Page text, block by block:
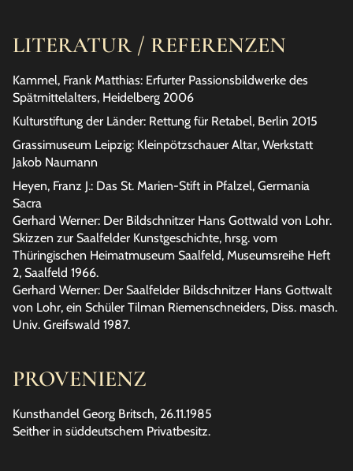
LITERATUR / REFERENZEN
Kammel, Frank Matthias: Erfurter Passionsbildwerke des
Spätmittelalters, Heidelberg 2006
Kulturstiftung der Länder: Rettung für Retabel, Berlin 2015
Grassimuseum Leipzig: Kleinpötzschauer Altar, Werkstatt
Jakob Naumann
Heyen, Franz J.: Das St. Marien-Stift in Pfalzel, Germania
Sacra
Gerhard Werner: Der Bildschnitzer Hans Gottwald von Lohr.
Skizzen zur Saalfelder Kunstgeschichte, hrsg. vom
Thüringischen Heimatmuseum Saalfeld, Museumsreihe Heft
2, Saalfeld 1966.
Gerhard Werner: Der Saalfelder Bildschnitzer Hans Gottwalt
von Lohr, ein Schüler Tilman Riemenschneiders, Diss. masch.
Univ. Greifswald 1987.
PROVENIENZ
Kunsthandel Georg Britsch, 26.11.1985
Seither in süddeutschem Privatbesitz.